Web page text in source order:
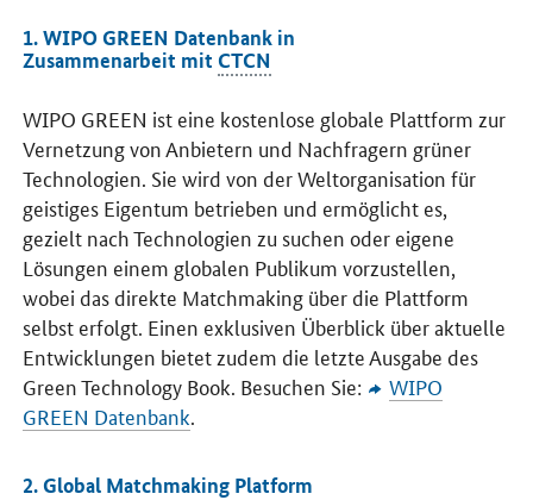
1. WIPO GREEN Datenbank in
Zusammenarbeit mit CTCN
WIPO GREEN ist eine kostenlose globale Plattform zur
Vernetzung von Anbietern und Nachfragern grüner
Technologien. Sie wird von der Weltorganisation für
geistiges Eigentum betrieben und ermöglicht es,
gezielt nach Technologien zu suchen oder eigene
Lösungen einem globalen Publikum vorzustellen,
wobei das direkte Matchmaking über die Plattform
selbst erfolgt. Einen exklusiven Überblick über aktuelle
Entwicklungen bietet zudem die letzte Ausgabe des
Green Technology Book . Besuchen Sie:
WIPO
GREEN Datenbank
2.Global Matchmaking Platform